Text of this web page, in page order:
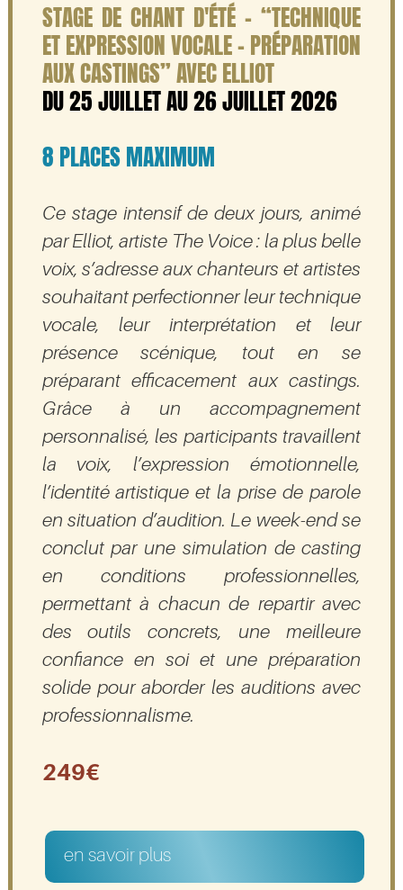
STAGE DE CHANT D'ÉTÉ - “TECHNIQUE
ET EXPRESSION VOCALE - PRÉPARATION
AUX CASTINGS” AVEC ELLIOT
DU 25 JUILLET AU 26 JUILLET 2026
8 PLACES MAXIMUM
Ce stage intensif de deux jours, animé
par Elliot, artiste The Voice : la plus belle
voix, s’adresse aux chanteurs et artistes
souhaitant perfectionner leur technique
vocale, leur interprétation et leur
présence scénique, tout en se
préparant efficacement aux castings.
Grâce à un accompagnement
personnalisé, les participants travaillent
la voix, l’expression émotionnelle,
l’identité artistique et la prise de parole
en situation d’audition. Le week-end se
conclut par une simulation de casting
en conditions professionnelles,
permettant à chacun de repartir avec
des outils concrets, une meilleure
confiance en soi et une préparation
solide pour aborder les auditions avec
professionnalisme.
249€
en savoir plus